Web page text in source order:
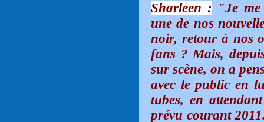
Sharleen : "Je
une de nos
noir, retour à nos
fans ? Mais,
sur scène, on a
avec le public en
tubes, en
prévu courant